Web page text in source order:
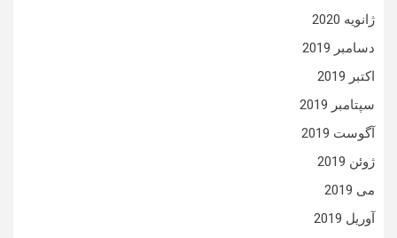
ژانویه 2020
دسامبر 2019
اکتبر 2019
سپتامبر 2019
آگوست 2019
ژوئن 2019
می 2019
آوریل 2019